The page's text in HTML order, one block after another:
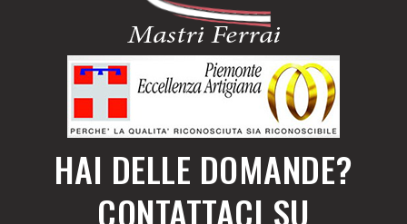
HAI DELLE DOMANDE?
CONTATTACI SU